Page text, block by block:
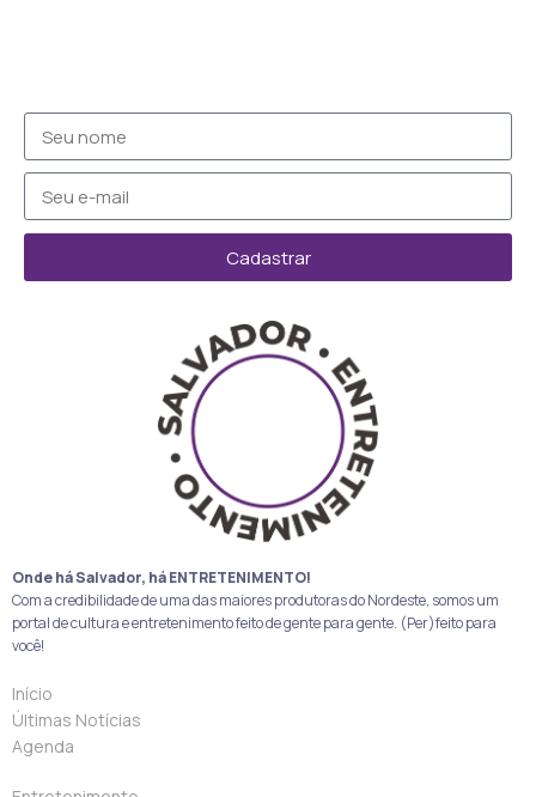
Cadastrar
Onde há Salvador, há ENTRETENIMENTO!
Com a credibilidade de uma das maiores produtoras do Nordeste, somos um
portal de cultura e entretenimento feito de gente para gente. (Per)feito para
você!
Início
Últimas Notícias
Agenda